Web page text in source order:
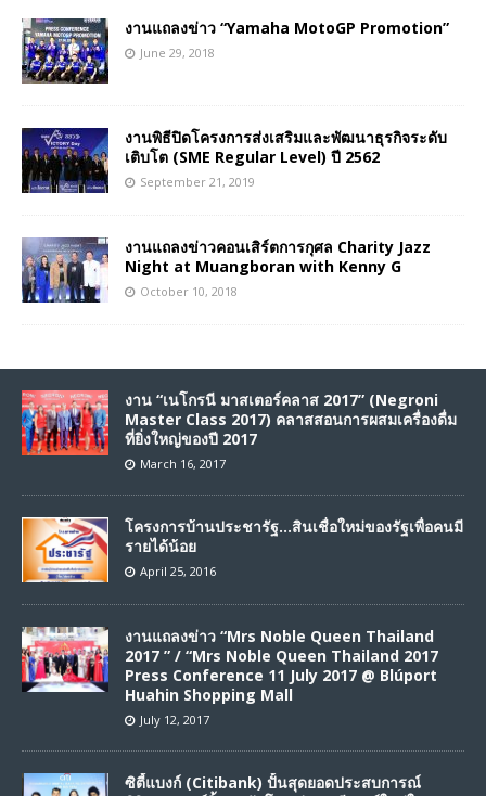
งานแถลงข่าว “Yamaha MotoGP Promotion”
June 29, 2018
งานพิธีปิดโครงการส่งเสริมและพัฒนาธุรกิจระดับ
เติบโต (SME Regular Level) ปี 2562
September 21, 2019
งานแถลงข่าวคอนเสิร์ตการกุศล Charity Jazz
Night at Muangboran with Kenny G
October 10, 2018
งาน “เนโกรนี มาสเตอร์คลาส 2017” (Negroni
Master Class 2017) คลาสสอนการผสมเครื่องดื่ม
ที่ยิ่งใหญ่ของปี 2017
March 16, 2017
โครงการบ้านประชารัฐ…สินเชื่อใหม่ของรัฐเพื่อคนมี
รายได้น้อย
April 25, 2016
งานแถลงข่าว “Mrs Noble Queen Thailand
2017 ” / “Mrs Noble Queen Thailand 2017
Press Conference 11 July 2017 @ Blúport
Huahin Shopping Mall
July 12, 2017
ซิตี้แบงก์ (Citibank) ปั้นสุดยอดประสบการณ์